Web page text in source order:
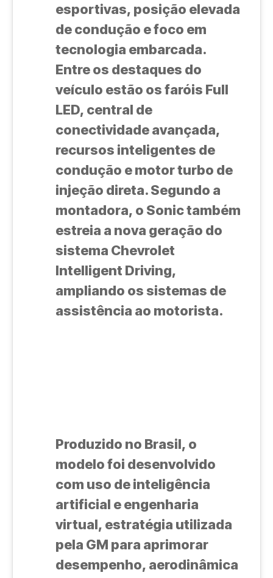
esportivas, posição elevada
de condução e foco em
tecnologia embarcada.
Entre os destaques do
veículo estão os faróis Full
LED, central de
conectividade avançada,
recursos inteligentes de
condução e motor turbo de
injeção direta. Segundo a
montadora, o Sonic também
estreia a nova geração do
sistema Chevrolet
Intelligent Driving,
ampliando os sistemas de
assistência ao motorista.
Produzido no Brasil, o
modelo foi desenvolvido
com uso de inteligência
artificial e engenharia
virtual, estratégia utilizada
pela GM para aprimorar
desempenho, aerodinâmica